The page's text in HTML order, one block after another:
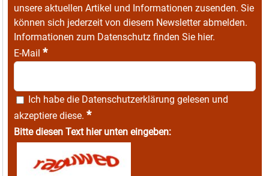
unsere aktuellen Artikel und Informationen zusenden. Sie
können sich jederzeit von diesem Newsletter abmelden.
Informationen zum Datenschutz finden Sie hier.
E-Mail *
Ich habe die Datenschutzerklärung gelesen und
akzeptiere diese. *
Bitte diesen Text hier unten eingeben: